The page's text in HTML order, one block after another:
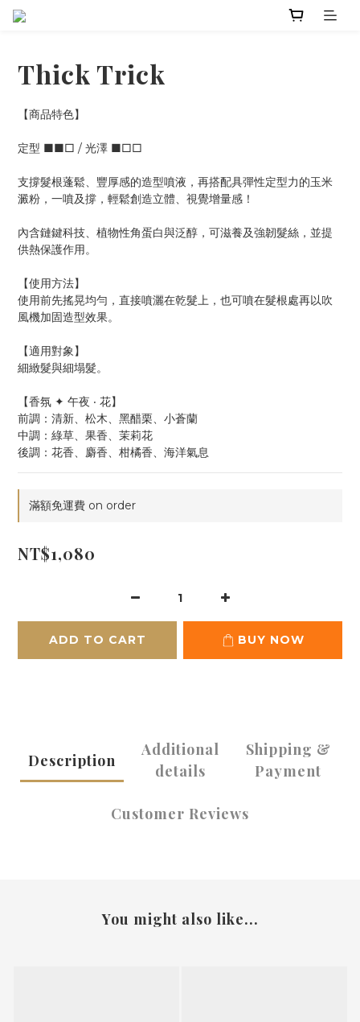
Thick Trick
【商品特色】
定型 ■■□ / 光澤 ■□□
支撐髮根蓬鬆、豐厚感的造型噴液，再搭配具彈性定型力的玉米
澱粉，一噴及撐，輕鬆創造立體、視覺增量感！
內含鏈鍵科技、植物性角蛋白與泛醇，可滋養及強韌髮絲，並提
供熱保護作用。
【使用方法】
使用前先搖晃均勻，直接噴灑在乾髮上，也可噴在髮根處再以吹
風機加固造型效果。
【適用對象】
細緻髮與細塌髮。
【香氛 ✦ 午夜 ‧ 花】
前調：清新、松木、黑醋栗、小蒼蘭
中調：綠草、果香、茉莉花
後調：花香、麝香、柑橘香、海洋氣息
滿額免運費 on order
NT$1,080
ADD TO CART BUY NOW
Description
Additional
details
Shipping &
Payment
Customer Reviews
You might also like...